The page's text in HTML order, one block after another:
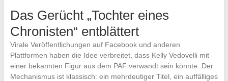
Das Gerücht „Tochter eines
Chronisten“ entblättert
Virale Veröffentlichungen auf Facebook und anderen
Plattformen haben die Idee verbreitet, dass Kelly Vedovelli mit
einer bekannten Figur aus dem PAF verwandt sein könnte. Der
Mechanismus ist klassisch: ein mehrdeutiger Titel, ein auffälliges